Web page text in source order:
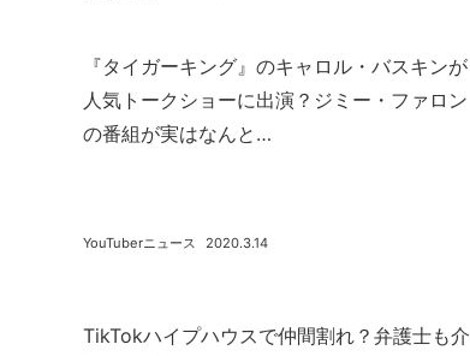
『タイガーキング』のキャロル・バスキンが
人気トークショーに出演？ジミー・ファロン
の番組が実はなんと…
TikTokハイプハウスで仲間割れ？弁護士も介
2020.3.14
YouTuberニュース